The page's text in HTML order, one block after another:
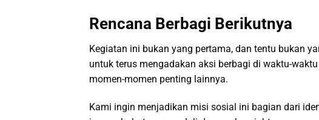
Rencana Berbagi Berikutnya
Kegiatan ini bukan yang pertama, dan tentu bukan
untuk terus mengadakan aksi berbagi di waktu-
momen-momen penting lainnya.
Kami ingin menjadikan misi sosial ini bagian dari